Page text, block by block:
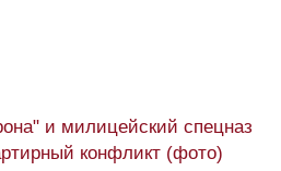
и милицейский спецназ
конфликт (фото)